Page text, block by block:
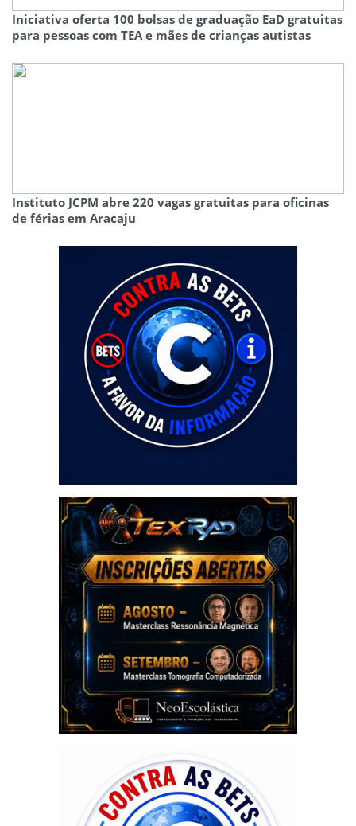
Iniciativa oferta 100 bolsas de graduação EaD gratuitas
para pessoas com TEA e mães de crianças autistas
Instituto JCPM abre 220 vagas gratuitas para oficinas
de férias em Aracaju